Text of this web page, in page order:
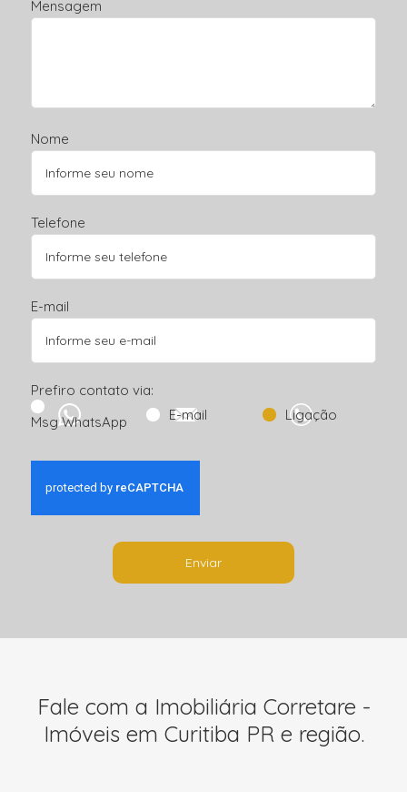
Mensagem
Nome
Telefone
E-mail
Prefiro contato via:
Msg WhatsApp
E-mail Ligação
Enviar
Fale com a Imobiliária Corretare -
Imóveis em Curitiba PR e região.